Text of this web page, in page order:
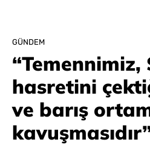
GÜNDEM
“Temennimiz,
hasretini
ve barış